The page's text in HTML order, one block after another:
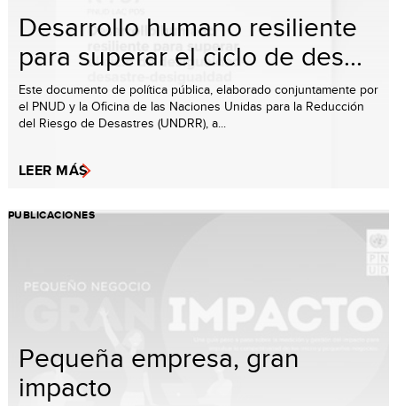
Desarrollo humano resiliente
para superar el ciclo de des...
Este documento de política pública, elaborado conjuntamente por
el PNUD y la Oficina de las Naciones Unidas para la Reducción
del Riesgo de Desastres (UNDRR), a...
LEER MÁS
PUBLICACIONES
Pequeña empresa, gran
impacto